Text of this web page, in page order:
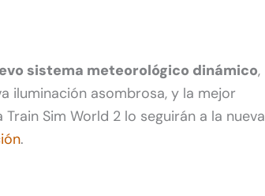
sistema meteorológico dinámico,
iluminación asombrosa, y la mejor
Sim World 2 lo seguirán a la nueva
.